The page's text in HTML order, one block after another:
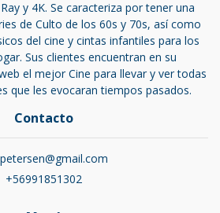
y 4K. Se caracteriza por tener una
de Culto de los 60s y 70s, así como
del cine y cintas infantiles para los
Sus clientes encuentran en su
el mejor Cine para llevar y ver todas
que les evocaran tiempos pasados.
Contacto
+56991851302